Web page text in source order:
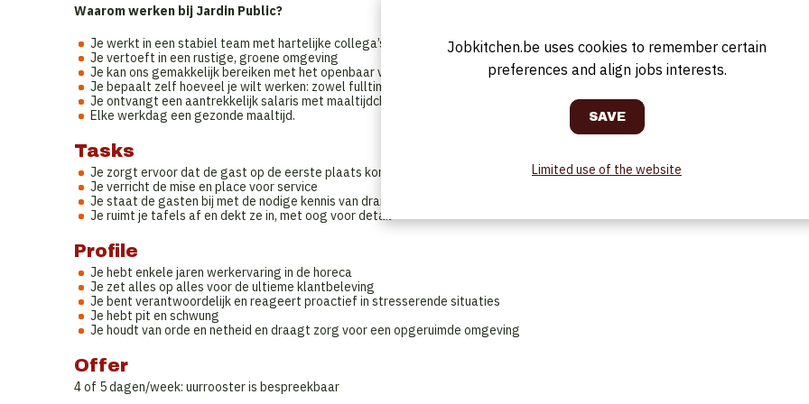
Waarom werken bij Jardin Public?
Je werkt in een stabiel team met hartelijke collega’s
Je vertoeft in een rustige, groene omgeving
Je kan ons gemakkelijk bereiken met het openbaar vervoer of je parkeert je Velo in het Antwerps fietspunt voor de deur.
Je bepaalt zelf hoeveel je wilt werken: zowel fulltime als parttime contract of flexi is mogelijk
Je ontvangt een aantrekkelijk salaris met maaltijdcheques.
Elke werkdag een gezonde maaltijd.
Tasks
Je zorgt ervoor dat de gast op de eerste plaats komt, je maakt onze gewenste Jardin Public-gastervaring steeds opnieuw
Je verricht de mise en place voor service
Je staat de gasten bij met de nodige kennis van dranken en gerechten
Je ruimt je tafels af en dekt ze in, met oog voor detail
Profile
Je hebt enkele jaren werkervaring in de horeca
Je zet alles op alles voor de ultieme klantbeleving
Je bent verantwoordelijk en reageert proactief in stresserende situaties
Je hebt pit en schwung
Je houdt van orde en netheid en draagt zorg voor een opgeruimde omgeving
Offer
4 of 5 dagen/week: uurrooster is bespreekbaar
Jobkitchen.be uses cookies to remember certain
preferences and align jobs interests.
Limited use of the website